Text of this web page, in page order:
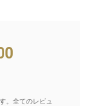
。全てのレビュ